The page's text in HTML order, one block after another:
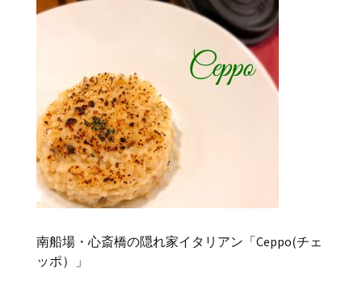
南船場・心斎橋の隠れ家イタリアン「Ceppo(チェ
ッポ）」